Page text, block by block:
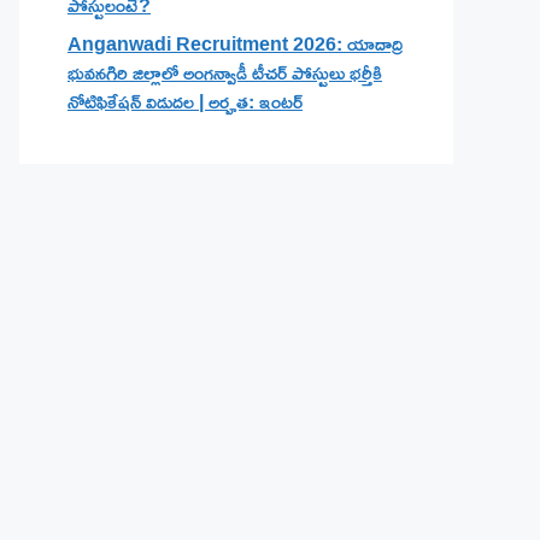
Anganwadi Recruitment 2026: యాదాద్రి
భువనగిరి జిల్లాలో అంగన్వాడీ టీచర్ పోస్టులు భర్తీకి
నోటిఫికేషన్ విడుదల | అర్హత: ఇంటర్